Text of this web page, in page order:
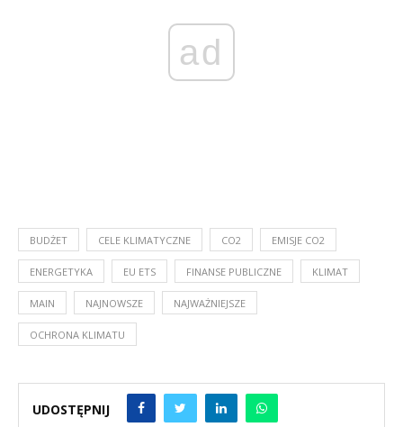
ad
BUDŻET CELE KLIMATYCZNE CO2 EMISJE CO2
ENERGETYKA EU ETS FINANSE PUBLICZNE KLIMAT
MAIN NAJNOWSZE NAJWAŻNIEJSZE
OCHRONA KLIMATU
UDOSTĘPNIJ